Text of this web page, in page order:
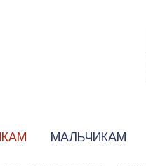
МАЛЬЧИКАМ